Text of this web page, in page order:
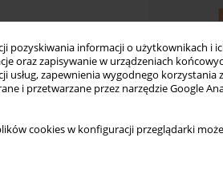
pozyskiwania informacji o użytkownikach i
oraz zapisywanie w urządzeniach
usług, zapewnienia wygodnego korzystania
i przetwarzane przez narzędzie Google
cookies w konfiguracji przeglądarki
Wpisz